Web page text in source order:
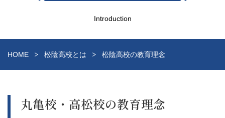
Introduction
HOME 松陰高校とは 松陰高校の教育理念
丸亀校・高松校の教育理念